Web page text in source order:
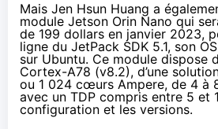
Mais Jen Hsun Huang a
module Jetson Orin Nanoqui
de 199 dollars en janvier 2023,
ligne du JetPack SDK 5.1, son
sur Ubuntu. Ce module dispose
Cortex-A78 (v8.2), d’une
ou 1 024 cœurs Ampere, de 4 à
avec un TDP compris entre 5 et
configuration et les versions.